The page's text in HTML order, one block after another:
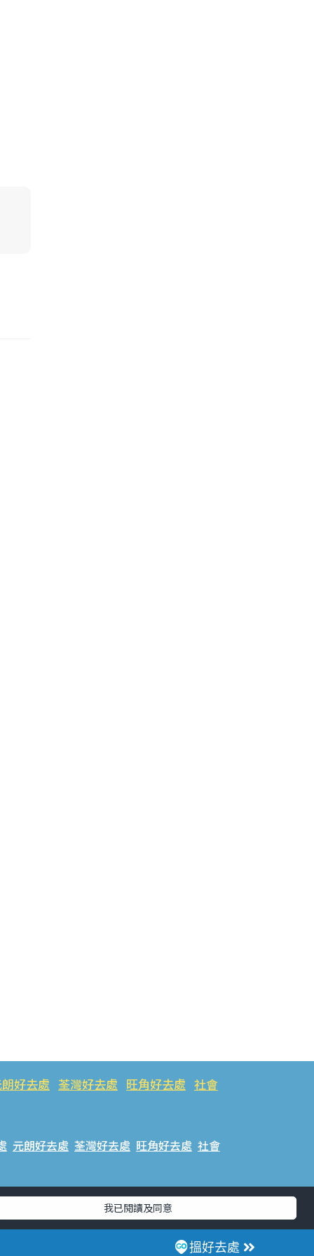
搵好去處
好去處 荃灣好去處 旺角好去處 社會
元朗好去處 荃灣好去處 旺角好去處 社會
#ULifestyle應用程式 #限時搶
香港經濟日報版權所有©2026
我已閱讀及同意